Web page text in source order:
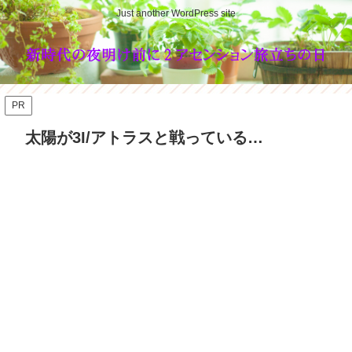
Just another WordPress site
PR
太陽が3I/アトラスと戦っている…